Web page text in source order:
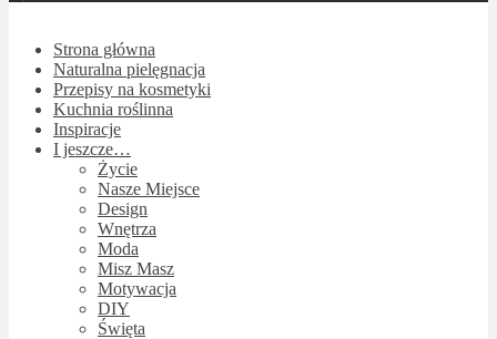
Strona główna
Naturalna pielęgnacja
Przepisy na kosmetyki
Kuchnia roślinna
Inspiracje
I jeszcze…
Życie
Nasze Miejsce
Design
Wnętrza
Moda
Misz Masz
Motywacja
DIY
Święta